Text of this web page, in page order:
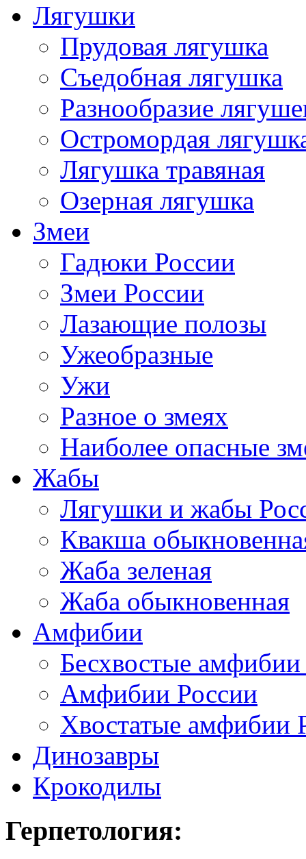
Лягушки
Прудовая лягушка
Съедобная лягушка
Разнообразие
Остромордая
Лягушка травяная
Озерная лягушка
Змеи
Гадюки России
Змеи России
Лазающие полозы
Ужеобразные
Ужи
Разное о змеях
Наиболее опасные
Жабы
Лягушки и жабы
Квакша
Жаба зеленая
Жаба обыкновенная
Амфибии
Бесхвостые
Амфибии России
Хвостатые амфибии
Динозавры
Крокодилы
Герпетология: